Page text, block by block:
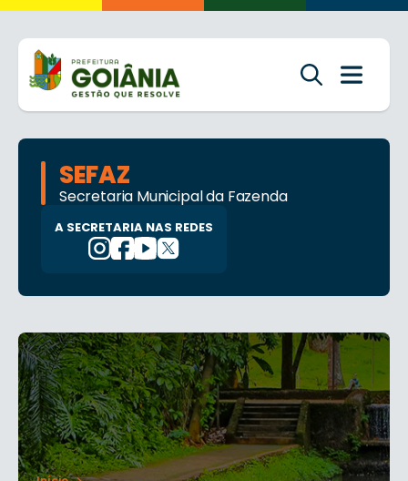
SEFAZ
Secretaria Municipal da Fazenda
A SECRETARIA NAS REDES